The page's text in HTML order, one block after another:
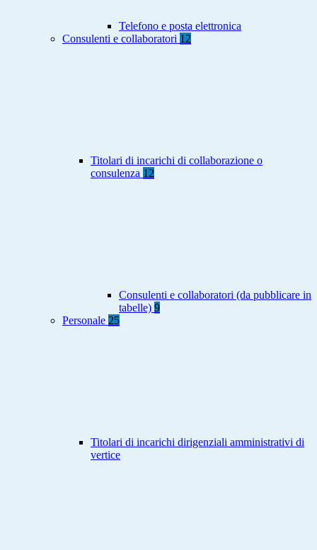
Telefono e posta elettronica
Consulenti e collaboratori 12
Titolari di incarichi di collaborazione o
consulenza 12
Consulenti e collaboratori (da pubblicare in
tabelle) 9
Personale 25
Titolari di incarichi dirigenziali amministrativi di
vertice